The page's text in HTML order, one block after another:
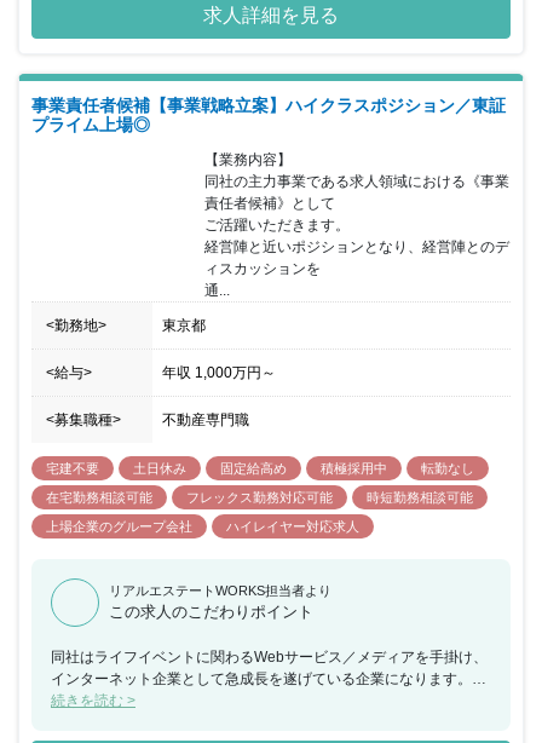
を持ちながら、 事業の方向性を決定し、推進力を持って実行して頂
ける方を期待しています。 じげんグループのコアメンバーとして事
ビスを提供からスタートした同社ですが、 企業と個人、じげんに関
わる全ての人々の未来をつくる会社へと成長を遂げ 人生の岐路に立
つすべての人の未来をアップデートする、 「総合ライフプラットフ
更なるキャリアアップが可能となっています。
求人詳細を見る
事業責任者候補【事業戦略立案】ハイクラスポジション／東証
プライム上場◎
【業務内容】
同社の主力事業である求人領域における《事業
責任者候補》として
ご活躍いただきます。
経営陣と近いポジションとなり、経営陣とのデ
ィスカッションを
通...
<勤務地> 東京都
<給与> 年収 1,000万円 ～
<募集職種> 不動産専門職
宅建不要 土日休み 固定給高め 積極採用中
転勤なし
在宅勤務相談可能
フレックス勤務対応可能
時短勤務相談可能
上場企業のグループ会社
ハイレイヤー対応求人
リアルエステートWORKS担当者より
この求人のこだわりポイント
同社はライフイベントに関わるWebサービス／メディアを手掛け、
インターネット企業として急成長を遂げている企業になります。
2018年6月には東証プライム市場に上場を果たし、11期連続で増収
続きを読む >